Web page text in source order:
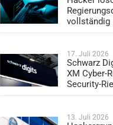
vollständig
17. Juli 2026
Schwarz
XM Cyber-
Security-
13. Juli 2026